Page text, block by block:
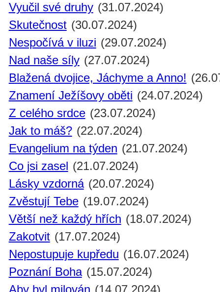
Vyučil své druhy (31.07.2024)
Skutečnost (30.07.2024)
Nespočívá v iluzi (29.07.2024)
Nad naše síly (27.07.2024)
Blažená dvojice, Jáchyme a Anno!
Znamení Ježíšovy oběti (24.07.2024)
Z celého srdce (23.07.2024)
Jak to máš? (22.07.2024)
Evangelium na týden (21.07.2024)
Co jsi zasel (21.07.2024)
Lásky vzdorná (20.07.2024)
Zvěstují Tebe (19.07.2024)
Větší než každý hřích (18.07.2024)
Zakotvit (17.07.2024)
Nepostupuje kupředu (16.07.2024)
Poznání Boha (15.07.2024)